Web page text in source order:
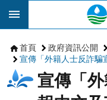
跳到主要內容區塊
首頁 政府資訊公開
宣傳「外籍人士反詐騙
宣傳「